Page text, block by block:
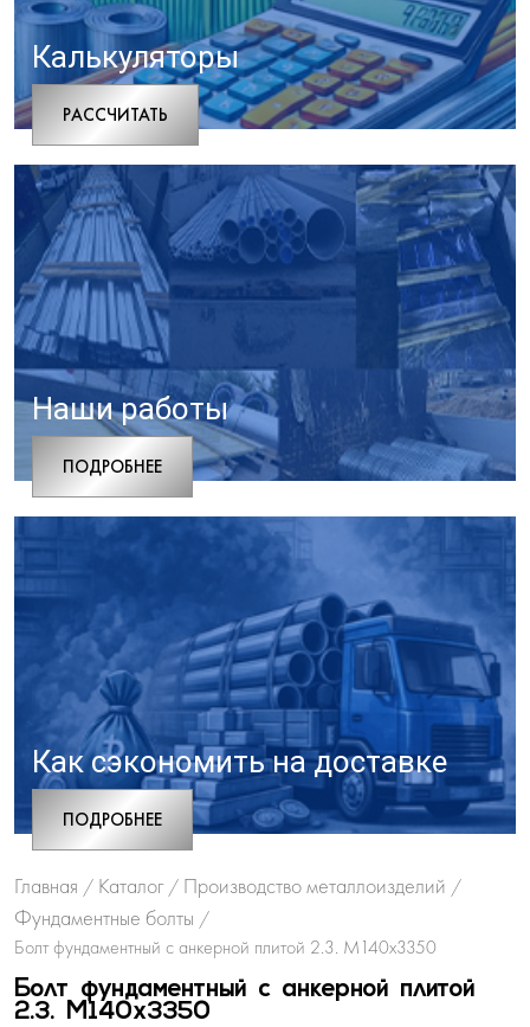
Калькуляторы
РАCСЧИТАТЬ
Наши работы
ПОДРОБНЕЕ
Как сэкономить на доставке
ПОДРОБНЕЕ
Главная / Каталог / Производство металлоизделий /
Фундаментные болты /
Болт фундаментный с анкерной плитой 2.3. М140х3350
Болт фундаментный с анкерной плитой
2.3. М140х3350